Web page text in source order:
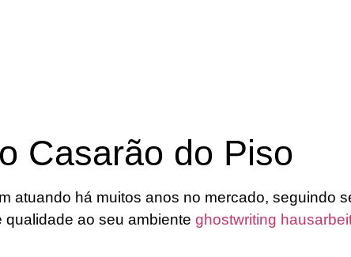
Casarão do Piso
atuando há muitos anos no mercado, seguindo
ao seu ambiente ghostwriting